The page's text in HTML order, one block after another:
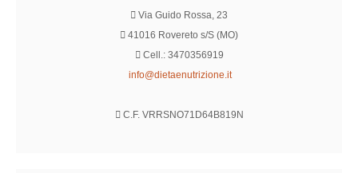
Via Guido Rossa, 23
41016 Rovereto s/S (MO)
Cell.: 3470356919
info@dietaenutrizione.it
C.F. VRRSNO71D64B819N